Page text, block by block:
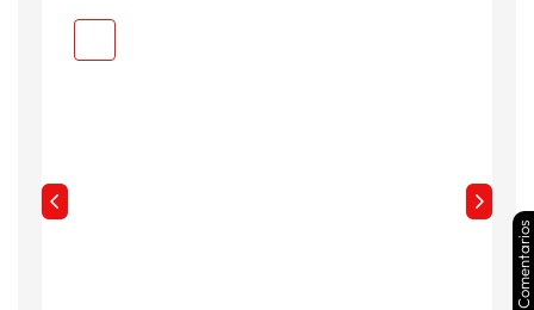
Comentarios